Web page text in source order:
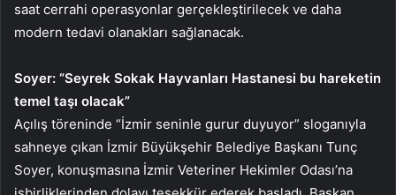
saat cerrahi operasyonlar gerçekleştirilecek ve daha
modern tedavi olanakları sağlanacak.
Soyer: “Seyrek Sokak Hayvanları Hastanesi bu hareketin
temel taşı olacak”
Açılış töreninde “İzmir seninle gurur duyuyor” sloganıyla
sahneye çıkan İzmir Büyükşehir Belediye Başkanı Tunç
Soyer, konuşmasına İzmir Veteriner Hekimler Odası’na